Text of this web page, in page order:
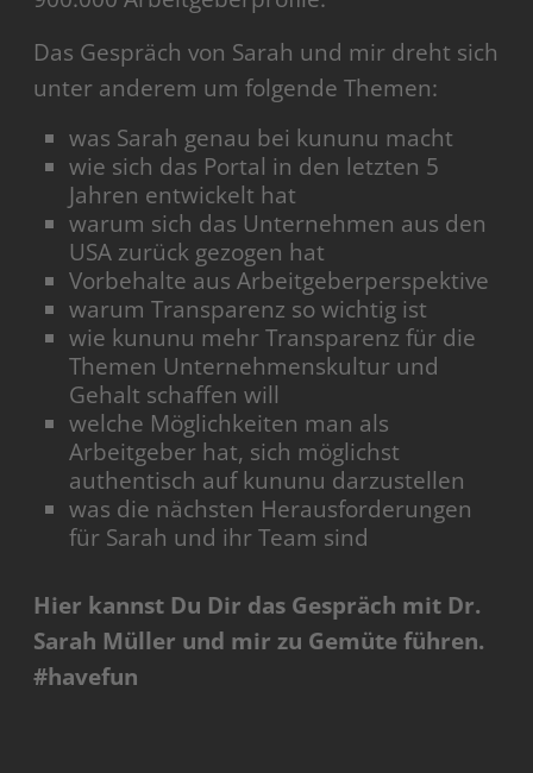
Das Gespräch von Sarah und mir dreht sich
unter anderem um folgende Themen:
was Sarah genau bei kununu macht
wie sich das Portal in den letzten 5
Jahren entwickelt hat
warum sich das Unternehmen aus den
USA zurück gezogen hat
Vorbehalte aus Arbeitgeberperspektive
warum Transparenz so wichtig ist
wie kununu mehr Transparenz für die
Themen Unternehmenskultur und
Gehalt schaffen will
welche Möglichkeiten man als
Arbeitgeber hat, sich möglichst
authentisch auf kununu darzustellen
was die nächsten Herausforderungen
für Sarah und ihr Team sind
Hier kannst Du Dir das Gespräch mit Dr.
Sarah Müller und mir zu Gemüte führen.
#havefun